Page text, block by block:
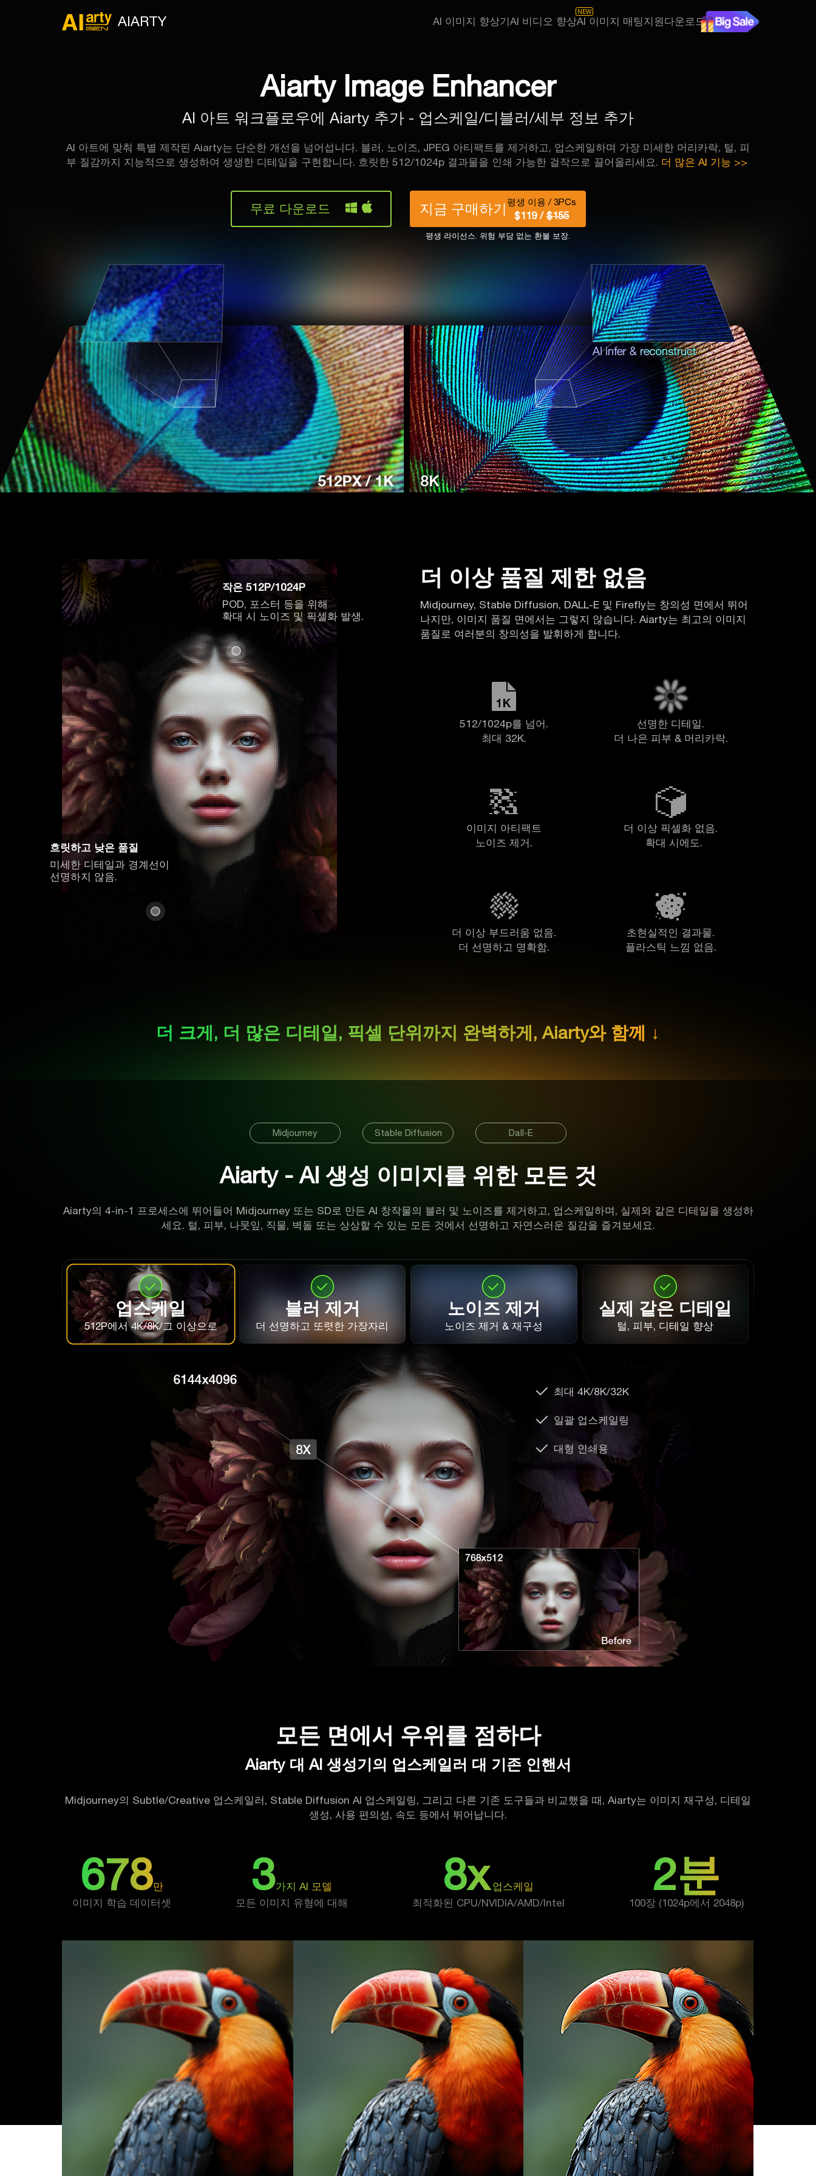
AIARTY AI 이미지 향상기AI 비디오 향상
NEW
AI 이미지 매팅지원다운로드
Aiarty Image Enhancer
AI 아트 워크플로우에 Aiarty 추가 - 업스케일/디블러/세부 정보 추가
AI 아트에 맞춰 특별 제작된 Aiarty는 단순한 개선을 넘어섭니다. 블러, 노이즈, JPEG 아티팩트를 제거하고, 업스케일하며 가장 미세한 머리카락, 털, 피
부 질감까지 지능적으로 생성하여 생생한 디테일을 구현합니다. 흐릿한 512/1024p 결과물을 인쇄 가능한 걸작으로 끌어올리세요. 더 많은 AI 기능 >>
무료 다운로드 지금 구매하기 평생 이용 / 3PCs
$119 /$155
평생 라이선스. 위험 부담 없는 환불 보장.
머리카락, 질감, 나뭇잎,
선 등이 명확하지 않음.
확대 시 픽셀화 발생
확대하면 이미지가 흐릿하고
모두 픽셀화되어 보임.
더 이상 품질 제한 없음
Midjourney, Stable Diffusion, DALL-E 및 Firefly는 창의성 면에서 뛰어
나지만, 이미지 품질 면에서는 그렇지 않습니다. Aiarty는 최고의 이미지
품질로 여러분의 창의성을 발휘하게 합니다.
512/1024p를 넘어.
최대 32K.
선명한 디테일.
더 나은 피부 & 머리카락.
이미지 아티팩트
노이즈 제거.
더 이상 픽셀화 없음.
확대 시에도.
더 이상 부드러움 없음.
더 선명하고 명확함.
초현실적인 결과물.
플라스틱 느낌 없음.
더 크게, 더 많은 디테일, 픽셀 단위까지 완벽하게, Aiarty와 함께 ↓
Midjourney Stable Diffusion Dall-E
Aiarty - AI 생성 이미지를 위한 모든 것
Aiarty의 4-in-1 프로세스에 뛰어들어 Midjourney 또는 SD로 만든 AI 창작물의 블러 및 노이즈를 제거하고, 업스케일하며, 실제와 같은 디테일을 생성하
세요. 털, 피부, 나뭇잎, 직물, 벽돌 또는 상상할 수 있는 모든 것에서 선명하고 자연스러운 질감을 즐겨보세요.
업스케일
512P에서 4K/8K/그 이상으로
블러 제거
더 선명하고 또렷한 가장자리
노이즈 제거
노이즈 제거 & 재구성
실제 같은 디테일
털, 피부, 디테일 향상
AI 아트의 부드러움 제거
선명도 향상
더 부드러운 가장자리
모든 면에서 우위를 점하다
Aiarty 대 AI 생성기의 업스케일러 대 기존 인핸서
Midjourney의 Subtle/Creative 업스케일러, Stable Diffusion AI 업스케일링, 그리고 다른 기존 도구들과 비교했을 때, Aiarty는 이미지 재구성, 디테일
생성, 사용 편의성, 속도 등에서 뛰어납니다.
678만
이미지 학습 데이터셋
3가지 AI 모델
모든 이미지 유형에 대해
8x업스케일
최적화된 CPU/NVIDIA/AMD/Intel
2분
100장 (1024p에서 2048p)